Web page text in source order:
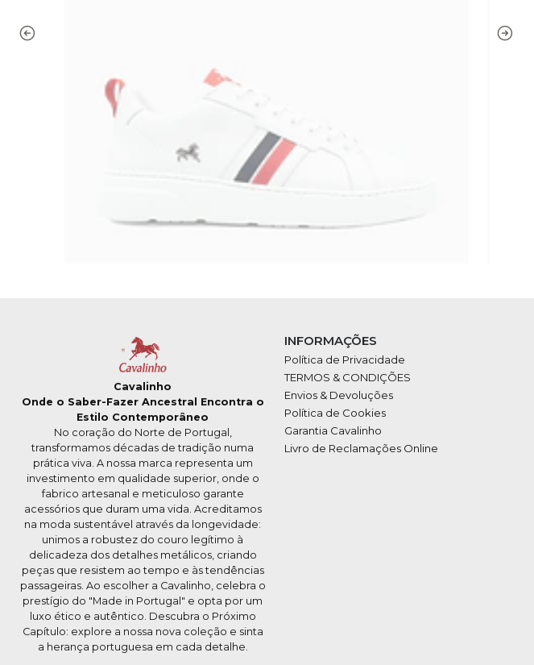
Cavalinho
Onde o Saber-Fazer Ancestral Encontra o
Estilo Contemporâneo
No coração do Norte de Portugal,
transformamos décadas de tradição numa
prática viva. A nossa marca representa um
investimento em qualidade superior, onde o
fabrico artesanal e meticuloso garante
acessórios que duram uma vida. Acreditamos
na moda sustentável através da longevidade:
unimos a robustez do couro legítimo à
delicadeza dos detalhes metálicos, criando
peças que resistem ao tempo e às tendências
passageiras. Ao escolher a Cavalinho, celebra o
prestígio do "Made in Portugal" e opta por um
luxo ético e autêntico. Descubra o Próximo
Capítulo: explore a nossa nova coleção e sinta
a herança portuguesa em cada detalhe.
INFORMAÇÕES
Política de Privacidade
TERMOS & CONDIÇÕES
Envios & Devoluções
Política de Cookies
Garantia Cavalinho
Livro de Reclamações Online